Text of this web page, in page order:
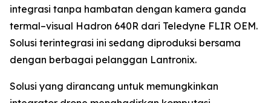
integrasi tanpa hambatan dengan kamera ganda
termal–visual Hadron 640R dari Teledyne FLIR OEM.
Solusi terintegrasi ini sedang diproduksi bersama
dengan berbagai pelanggan Lantronix.
Solusi yang dirancang untuk memungkinkan